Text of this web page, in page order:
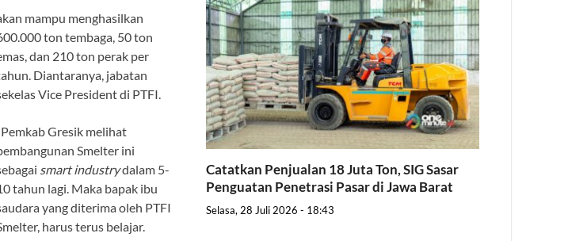
mampu menghasilkan
ton tembaga, 50 ton
dan 210 ton perak per
Diantaranya, jabatan
Vice President di PTFI.
Gresik melihat
Smelter ini
smart industrydalam 5-
tahun lagi. Maka bapak ibu
yang diterima oleh PTFI
harus terus belajar.
Catatkan Penjualan 18 Juta Ton, SIG Sasar
Penguatan Penetrasi Pasar di Jawa Barat
Selasa, 28 Juli 2026 - 18:43